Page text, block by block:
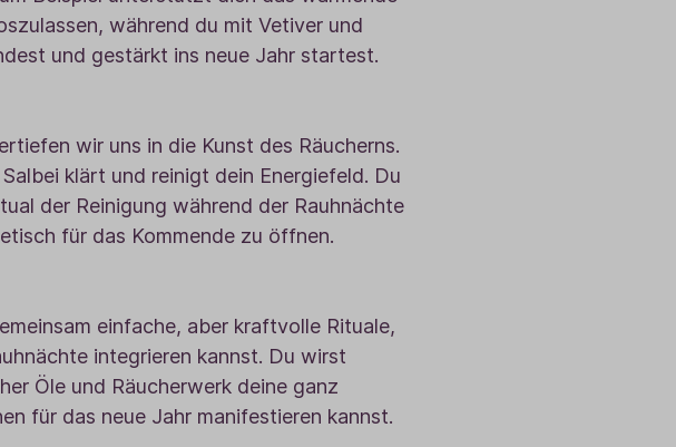
während du mit Vetiver und
und gestärkt ins neue Jahr startest.
wir uns in die Kunst des Räucherns.
klärt und reinigt dein Energiefeld. Du
der Reinigung während der Rauhnächte
für das Kommende zu öffnen.
einfache, aber kraftvolle Rituale,
integrieren kannst. Du wirst
Öle und Räucherwerk deine ganz
für das neue Jahr manifestieren kannst.